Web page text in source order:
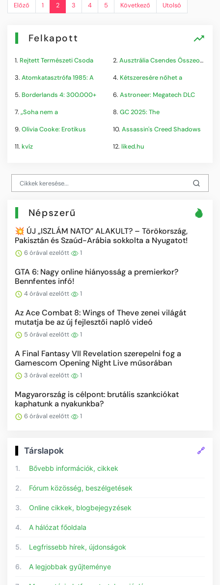
Előző 1 2 3 4 5 Következő Utolsó
Felkapott
1. Rejtett Természeti Csoda 2. Ausztrália Csendes Összeomlása
3. Atomkatasztrófa 1985: A 4. Kétszeresére nőhet a
5. Borderlands 4: 300.000+ 6. Astroneer: Megatech DLC
7. „Soha nem a 8. GC 2025: The
9. Olivia Cooke: Erotikus 10. Assassin's Creed Shadows
11. kvíz 12. liked.hu
Népszerű
💥 ÚJ „ISZLÁM NATO” ALAKULT? – Törökország,
Pakisztán és Szaúd-Arábia sokkolta a Nyugatot!
6 órával ezelőtt 1
GTA 6: Nagy online hiányosság a premierkor?
Bennfentes infó!
4 órával ezelőtt 1
Az Ace Combat 8: Wings of Theve zenei világát
mutatja be az új fejlesztői napló videó
5 órával ezelőtt 1
A Final Fantasy VII Revelation szerepelni fog a
Gamescom Opening Night Live műsorában
3 órával ezelőtt 1
Magyarország is célpont: brutális szankciókat
kaphatunk a nyakunkba?
6 órával ezelőtt 1
Társlapok 🔗
1. Bővebb információk, cikkek
2. Fórum közösség, beszélgetések
3. Online cikkek, blogbejegyzések
4. A hálózat főoldala
5. Legfrissebb hírek, újdonságok
6. A legjobbak gyűjteménye